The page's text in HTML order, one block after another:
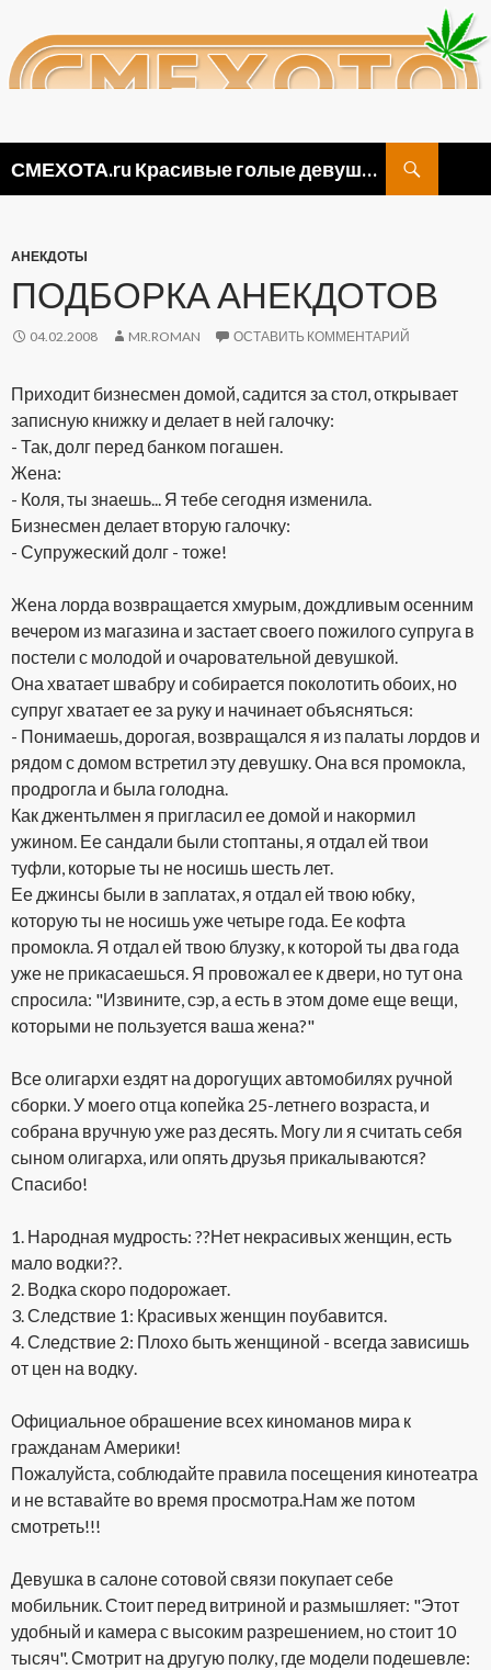
СМЕХОТА.ru Красивые голые девушки, прикольные картинки ню и видео приколы
АНЕКДОТЫ
ПОДБОРКА АНЕКДОТОВ
04.02.2008 MR.ROMAN ОСТАВИТЬ КОММЕНТАРИЙ
Приходит бизнесмен домой, садится за стол, открывает
записную книжку и делает в ней галочку:
- Так, долг перед банком погашен.
Жена:
- Коля, ты знаешь... Я тебе сегодня изменила.
Бизнесмен делает вторую галочку:
- Супружеский долг - тоже!
Жена лорда возвращается хмурым, дождливым осенним
вечером из магазина и застает своего пожилого супруга в
постели с молодой и очаровательной девушкой.
Она хватает швабру и собирается поколотить обоих, но
супруг хватает ее за руку и начинает объясняться:
- Понимаешь, дорогая, возвращался я из палаты лордов и
рядом с домом встретил эту девушку. Она вся промокла,
продрогла и была голодна.
Как джентьлмен я пригласил ее домой и накормил
ужином. Ее сандали были стоптаны, я отдал ей твои
туфли, которые ты не носишь шесть лет.
Ее джинсы были в заплатах, я отдал ей твою юбку,
которую ты не носишь уже четыре года. Ее кофта
промокла. Я отдал ей твою блузку, к которой ты два года
уже не прикасаешься. Я провожал ее к двери, но тут она
спросила: "Извините, сэр, а есть в этом доме еще вещи,
которыми не пользуется ваша жена?"
Все олигархи ездят на дорогущих автомобилях ручной
сборки. У моего отца копейка 25-летнего возраста, и
собрана вручную уже раз десять. Могу ли я считать себя
сыном олигарха, или опять друзья прикалываются?
Спасибо!
1. Народная мудрость: ??Нет некрасивых женщин, есть
мало водки??.
2. Водка скоро подорожает.
3. Следствие 1: Красивых женщин поубавится.
4. Следствие 2: Плохо быть женщиной - всегда зависишь
от цен на водку.
Официальное обрашение всех киноманов мира к
гражданам Америки!
Пожалуйста, соблюдайте правила посещения кинотеатра
и не вставайте во время просмотра.Нам же потом
смотреть!!!
Девушка в салоне сотовой связи покупает себе
мобильник. Стоит перед витриной и размышляет: "Этот
удобный и камера с высоким разрешением, но стоит 10
тысяч". Смотрит на другую полку, где модели подешевле: